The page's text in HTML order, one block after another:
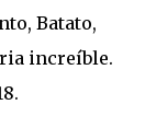
Batato,
increíble.